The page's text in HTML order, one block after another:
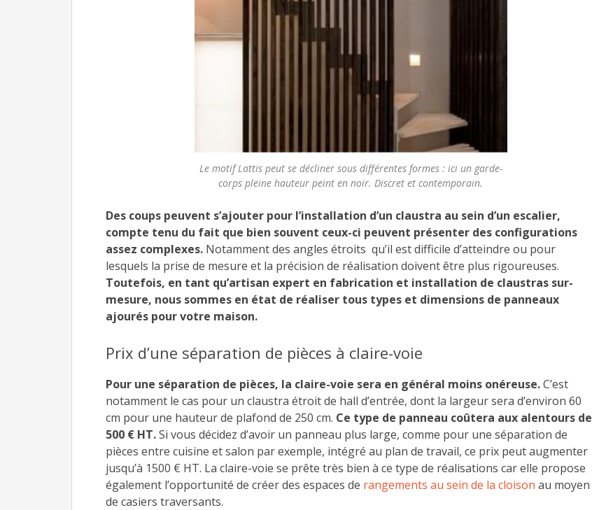
Le motif Lattis peut se décliner sous différentes formes : ici un garde-
corps pleine hauteur peint en noir. Discret et contemporain.
Des coups peuvent s’ajouter pour l’installation d’un claustra au sein d’un escalier,
compte tenu du fait que bien souvent ceux-ci peuvent présenter des configurations
assez complexes. Notamment des angles étroits qu’il est difficile d’atteindre ou pour
lesquels la prise de mesure et la précision de réalisation doivent être plus rigoureuses.
Toutefois, en tant qu’artisan expert en fabrication et installation de claustras sur-
mesure, nous sommes en état de réaliser tous types et dimensions de panneaux
ajourés pour votre maison.
Prix d’une séparation de pièces à claire-voie
Pour une séparation de pièces, la claire-voie sera en général moins onéreuse.C’est
notamment le cas pour un claustra étroit de hall d’entrée, dont la largeur sera d’environ 60
cm pour une hauteur de plafond de 250 cm. Ce type de panneau coûtera aux alentours de
500 € HT.Si vous décidez d’avoir un panneau plus large, comme pour une séparation de
pièces entre cuisine et salon par exemple, intégré au plan de travail, ce prix peut augmenter
jusqu’à 1500 € HT. La claire-voie se prête très bien à ce type de réalisations car elle propose
également l’opportunité de créer des espaces de rangements au sein de la cloison au moyen
de casiers traversants.